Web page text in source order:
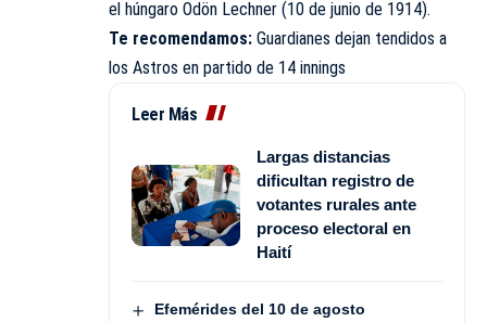
el húngaro Odön Lechner (10 de junio de 1914).
Te recomendamos: Guardianes dejan tendidos a
los Astros en partido de 14 innings
Leer Más
Largas distancias
dificultan registro de
votantes rurales ante
proceso electoral en
Haití
Efemérides del 10 de agosto